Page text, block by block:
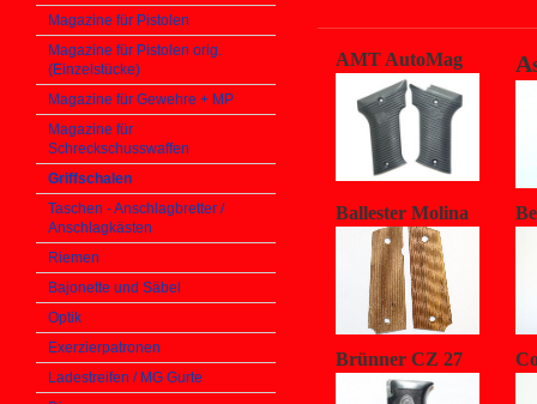
Magazine für Pistolen
Magazine für Pistolen orig.
(Einzelstücke)
Magazine für Gewehre + MP
Magazine für
Schreckschusswaffen
Griffschalen
Taschen - Anschlagbretter /
Anschlagkästen
Riemen
Bajonette und Säbel
Optik
Exerzierpatronen
Ladestreifen / MG Gurte
AMT AutoMag
Ballester Molina
Brünner CZ 27